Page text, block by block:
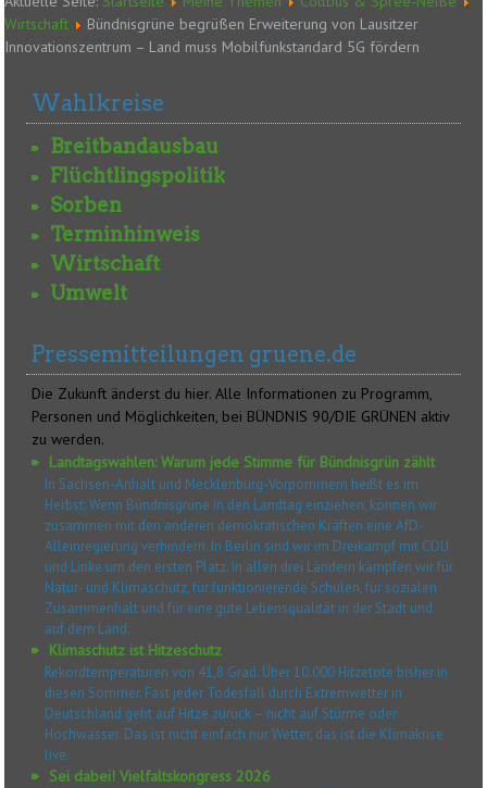
Wirtschaft
Bündnisgrüne begrüßen Erweiterung von Lausitzer
Innovationszentrum – Land muss Mobilfunkstandard 5G fördern
Wahlkreise
Breitbandausbau
Flüchtlingspolitik
Sorben
Terminhinweis
Wirtschaft
Umwelt
Pressemitteilungen gruene.de
Die Zukunft änderst du hier. Alle Informationen zu Programm,
Personen und Möglichkeiten, bei BÜNDNIS 90/DIE GRÜNEN aktiv
zu werden.
Landtagswahlen: Warum jede Stimme für Bündnisgrün zählt
In Sachsen-Anhalt und Mecklenburg-Vorpommern heißt es im
Herbst: Wenn Bündnisgrüne in den Landtag einziehen, können wir
zusammen mit den anderen demokratischen Kräften eine AfD-
Alleinregierung verhindern. In Berlin sind wir im Dreikampf mit CDU
und Linke um den ersten Platz. In allen drei Ländern kämpfen wir für
Natur- und Klimaschutz, für funktionierende Schulen, für sozialen
Zusammenhalt und für eine gute Lebensqualität in der Stadt und
auf dem Land.
Klimaschutz ist Hitzeschutz
Rekordtemperaturen von 41,8 Grad. Über 10.000 Hitzetote bisher in
diesen Sommer. Fast jeder Todesfall durch Extremwetter in
Deutschland geht auf Hitze zurück – nicht auf Stürme oder
Hochwasser. Das ist nicht einfach nur Wetter, das ist die Klimakrise
live.
Sei dabei! Vielfaltskongress 2026